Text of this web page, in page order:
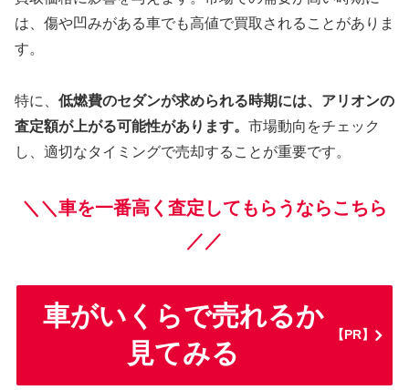
は、傷や凹みがある車でも高値で買取されることがありま
す。
特に、 低燃費のセダンが求められる時期には、アリオンの
査定額が上がる可能性があります。 市場動向をチェック
し、適切なタイミングで売却することが重要です。
＼＼車を一番高く査定してもらうならこちら
／／
車がいくらで売れるか
見てみる
【PR】